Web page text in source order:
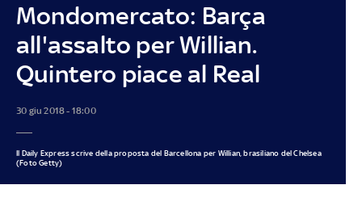
Mondomercato: Barça
all'assalto per Willian.
Quintero piace al Real
30 giu 2018 - 18:00
Il Daily Express scrive della proposta del Barcellona per Willian, brasiliano del Chelsea
(Foto Getty)